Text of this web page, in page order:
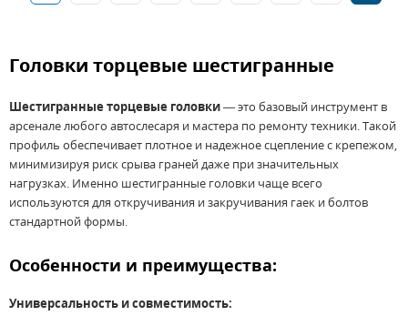
Головки торцевые шестигранные
Шестигранные торцевые головки— это базовый инструмент в
арсенале любого автослесаря и мастера по ремонту техники. Такой
профиль обеспечивает плотное и надежное сцепление с крепежом,
минимизируя риск срыва граней даже при значительных
нагрузках. Именно шестигранные головки чаще всего
используются для откручивания и закручивания гаек и болтов
стандартной формы.
Особенности и преимущества:
Универсальность и совместимость: